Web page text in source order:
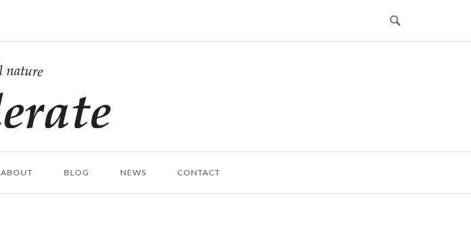
ム
ABOUT BLOG NEWS CONTACT